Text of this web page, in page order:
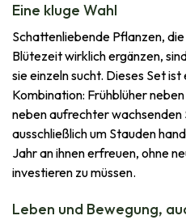
Eine kluge Wahl
Schattenliebende Pflanzen,
Blütezeit wirklich ergänzen,
sie einzeln sucht. Dieses Set
Kombination: Frühblüher
neben aufrechter wachsenden
ausschließlich um Stauden
Jahr an ihnen erfreuen, ohne
investieren zu müssen.
Leben und Bewegung,